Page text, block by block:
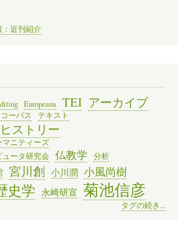
：近刊紹介
Europeana TEI アーカイブ
コーパス テキスト
ストリー
ニティーズ
ータ研究会
仏教学 分析
宮川創 小川潤 小風尚樹
史学 永崎研宣 菊池信彦
タグの続き...